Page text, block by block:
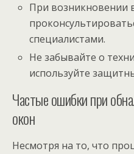
При возникновении
специалистами.
Не забывайте о
используйте
Частые ошибки при
окон
Несмотря на то, что